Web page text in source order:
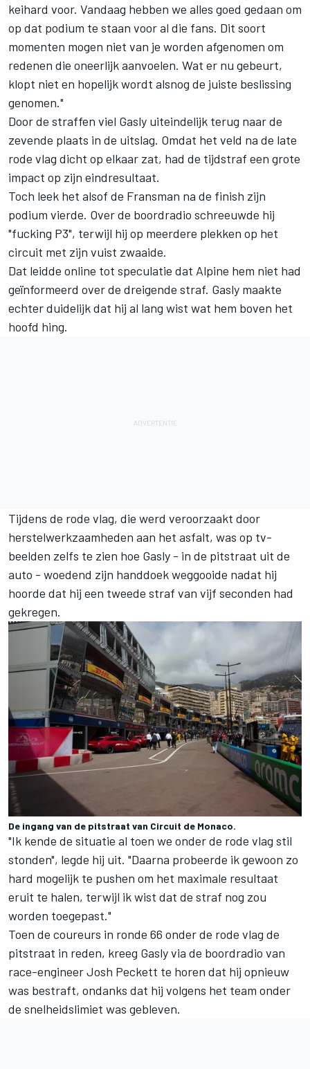
keihard voor. Vandaag hebben we alles goed gedaan om
op dat podium te staan voor al die fans. Dit soort
momenten mogen niet van je worden afgenomen om
redenen die oneerlijk aanvoelen. Wat er nu gebeurt,
klopt niet en hopelijk wordt alsnog de juiste beslissing
genomen."
Door de straffen viel Gasly uiteindelijk terug naar de
zevende plaats in de uitslag. Omdat het veld na de late
rode vlag dicht op elkaar zat, had de tijdstraf een grote
impact op zijn eindresultaat.
Toch leek het alsof de Fransman na de finish zijn
podium vierde. Over de boordradio schreeuwde hij
"fucking P3", terwijl hij op meerdere plekken op het
circuit met zijn vuist zwaaide.
Dat leidde online tot speculatie dat Alpine hem niet had
geïnformeerd over de dreigende straf. Gasly maakte
echter duidelijk dat hij al lang wist wat hem boven het
hoofd hing.
Tijdens de rode vlag, die werd veroorzaakt door
herstelwerkzaamheden aan het asfalt, was op tv-
beelden zelfs te zien hoe Gasly - in de pitstraat uit de
auto - woedend zijn handdoek weggooide nadat hij
hoorde dat hij een tweede straf van vijf seconden had
gekregen.
De ingang van de pitstraat van Circuit de Monaco.
"Ik kende de situatie al toen we onder de rode vlag stil
stonden", legde hij uit. "Daarna probeerde ik gewoon zo
hard mogelijk te pushen om het maximale resultaat
eruit te halen, terwijl ik wist dat de straf nog zou
worden toegepast."
Toen de coureurs in ronde 66 onder de rode vlag de
pitstraat in reden, kreeg Gasly via de boordradio van
race-engineer Josh Peckett te horen dat hij opnieuw
was bestraft, ondanks dat hij volgens het team onder
de snelheidslimiet was gebleven.